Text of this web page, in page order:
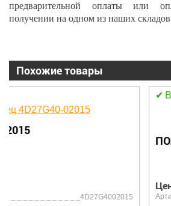
предварительной оплаты или
получении на одном из наших
Похожие товары
ПОЛУКОЛЬЦА НОМИНАЛ